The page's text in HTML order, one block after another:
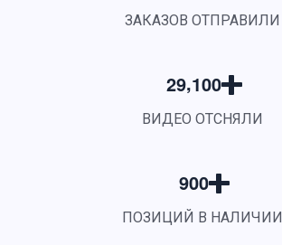
ЗАКАЗОВ ОТПРАВИЛИ
29,100
ВИДЕО ОТСНЯЛИ
900
ПОЗИЦИЙ В НАЛИЧИИ